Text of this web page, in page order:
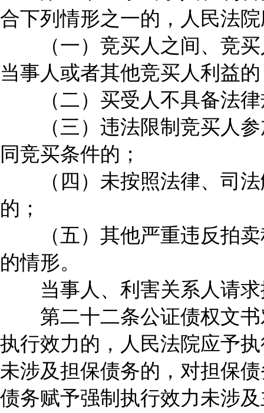
合下列情形之一的，人民法
（一）竞买人之间、竞买
当事人或者其他竞买人利益
（二）买受人不具备法律
（三）违法限制竞买人参
同竞买条件的；
（四）未按照法律、司法
的；
（五）其他严重违反拍卖
的情形。
当事人、利害关系人请求
第二十二条公证债权文书
执行效力的，人民法院应予
未涉及担保债务的，对担保
债务赋予强制执行效力未涉